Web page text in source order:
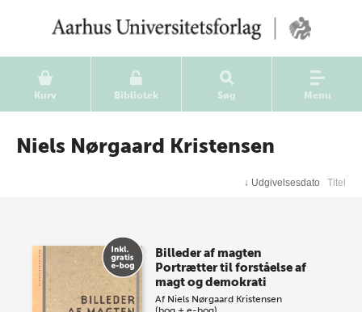
Kurv Bibliotek Søg Menu
Niels Nørgaard Kristensen
↓ Udgivelsesdato Titel
Billeder af magten
Portrætter til forståelse af
magt og demokrati
Af Niels Nørgaard Kristensen